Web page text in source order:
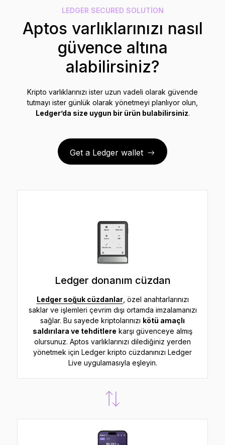
LEDGER SECURED SOLUTION
Aptos varlıklarınızı nasıl
güvence altına
alabilirsiniz?
Kripto varlıklarınızı ister uzun vadeli olarak güvende
tutmayı ister günlük olarak yönetmeyi planlıyor olun,
Ledger’da size uygun bir ürün bulabilirsiniz.
Get a Ledger wallet
Ledger donanım cüzdan
Ledger soğuk cüzdanlar, özel anahtarlarınızı
saklar ve işlemleri çevrim dışı ortamda imzalamanızı
sağlar. Bu sayede kriptolarınızı kötü amaçlı
saldırılara ve tehditlere karşı güvenceye almış
olursunuz. Aptos varlıklarınızı dilediğiniz yerden
yönetmek için Ledger kripto cüzdanınızı Ledger
Live uygulamasıyla eşleyin.